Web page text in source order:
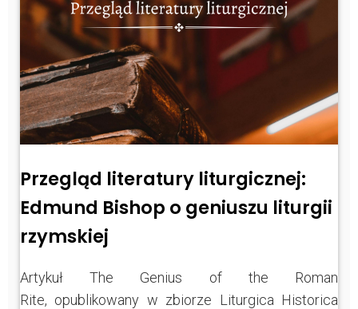
Przegląd literatury liturgicznej:
Edmund Bishop o geniuszu liturgii
rzymskiej
Artykuł The Genius of the Roman
Rite, opublikowany w zbiorze Liturgica Historica